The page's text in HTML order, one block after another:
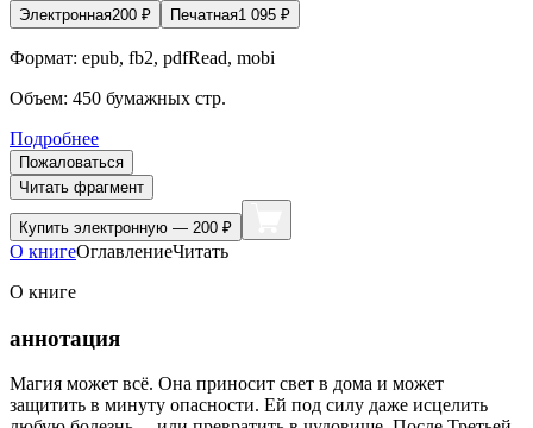
Электронная200 ₽ Печатная1 095 ₽
Формат: epub, fb2, pdfRead, mobi
Объем: 450 бумажных стр.
Подробнее
Пожаловаться
Читать фрагмент
Купить электронную — 200 ₽
О книгеОглавлениеЧитать
О книге
аннотация
Магия может всё. Она приносит свет в дома и может
защитить в минуту опасности. Ей под силу даже исцелить